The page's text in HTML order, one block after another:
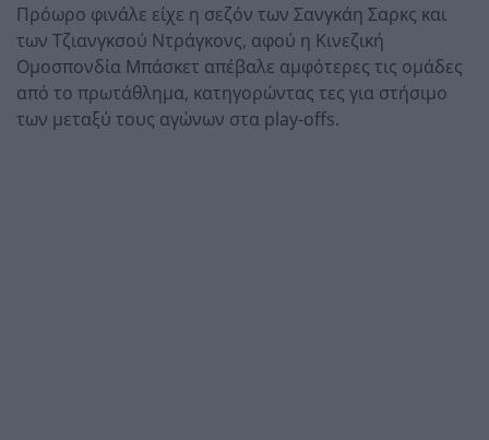
Πρόωρο φινάλε είχε η σεζόν των Σανγκάη Σαρκς και
των Τζιανγκσού Ντράγκονς, αφού η Kινεζική
Oμοσπονδία Mπάσκετ απέβαλε αμφότερες τις ομάδες
από το πρωτάθλημα, κατηγορώντας τες για στήσιμο
των μεταξύ τους αγώνων στα play-offs.